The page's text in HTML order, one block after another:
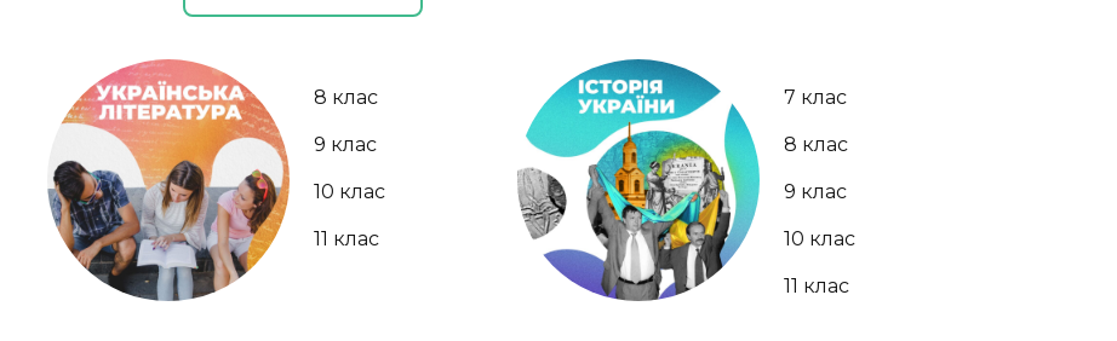
8 клас
9 клас
10 клас
11 клас
7 клас
8 клас
9 клас
10 клас
11 клас